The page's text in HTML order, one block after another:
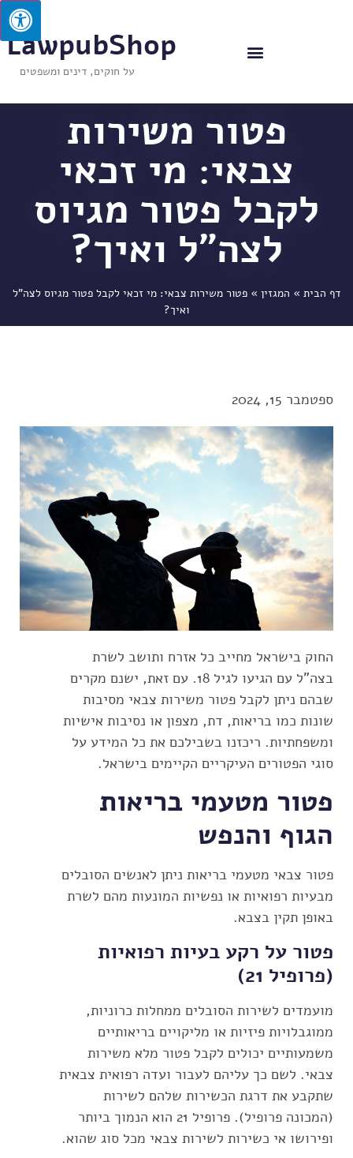
LawpubShop
על חוקים, דינים ומשפטים
פטור משירות
צבאי: מי זכאי
לקבל פטור מגיוס
לצה"ל ואיך?
דף הבית » המגזין » פטור משירות צבאי: מי זכאי לקבל פטור מגיוס לצה"ל
ואיך?
ספטמבר 15, 2024
החוק בישראל מחייב כל אזרח ותושב לשרת
בצה"ל עם הגיעו לגיל 18. עם זאת, ישנם מקרים
שבהם ניתן לקבל פטור משירות צבאי מסיבות
שונות כמו בריאות, דת, מצפון או נסיבות אישיות
ומשפחתיות. ריכזנו בשבילכם את כל המידע על
סוגי הפטורים העיקריים הקיימים בישראל.
פטור מטעמי בריאות
הגוף והנפש
פטור צבאי מטעמי בריאות ניתן לאנשים הסובלים
מבעיות רפואיות או נפשיות המונעות מהם לשרת
באופן תקין בצבא.
פטור על רקע בעיות רפואיות
(פרופיל 21)
מועמדים לשירות הסובלים ממחלות כרוניות,
ממוגבלויות פיזיות או מליקויים בריאותיים
משמעותיים יכולים לקבל פטור מלא משירות
צבאי. לשם כך עליהם לעבור ועדה רפואית צבאית
שתקבע את דרגת הכשירות שלהם לשירות
(המכונה פרופיל). פרופיל 21 הוא הנמוך ביותר
ופירושו אי כשירות לשירות צבאי מכל סוג שהוא.